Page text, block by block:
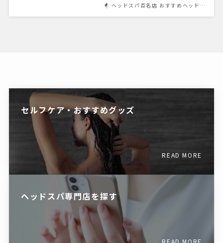
ヘッドスパ百名店 おすすめヘッド…
セルフケア・おすすめグッズ
READ MORE
ヘッドスパ専門店を探す